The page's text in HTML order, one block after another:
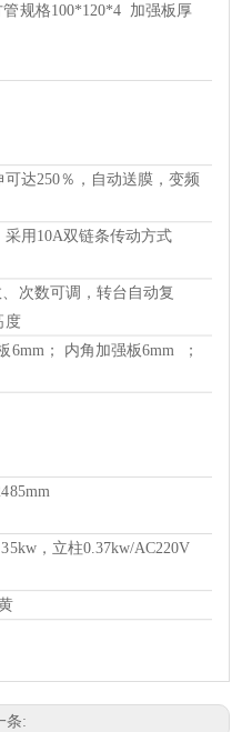
管规格100*120*4 加强板厚
达250％，自动送膜，变频
用10A双链条传动方式
次数可调，转台自动复
度
6mm； 内角加强板6mm ；
，立柱0.37kw/AC220V
条: